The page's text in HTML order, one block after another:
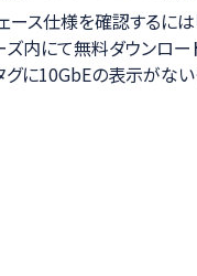
ース仕様を確認するには
ズ内にて無料ダウンロ
グに10GbEの表示がな